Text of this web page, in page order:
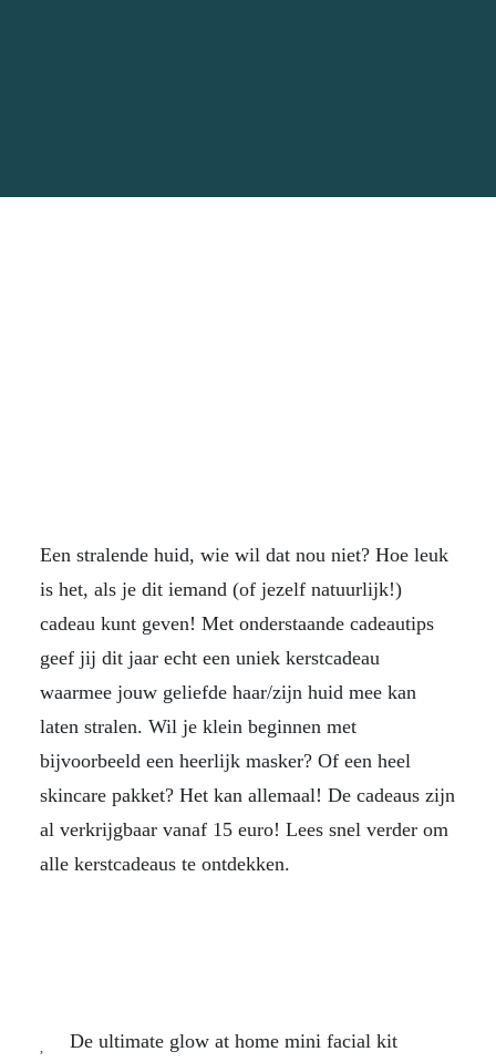
Een stralende huid, wie wil dat nou niet? Hoe leuk
is het, als je dit iemand (of jezelf natuurlijk!)
cadeau kunt geven! Met onderstaande cadeautips
geef jij dit jaar echt een uniek kerstcadeau
waarmee jouw geliefde haar/zijn huid mee kan
laten stralen. Wil je klein beginnen met
bijvoorbeeld een heerlijk masker? Of een heel
skincare pakket? Het kan allemaal! De cadeaus zijn
al verkrijgbaar vanaf 15 euro! Lees snel verder om
alle kerstcadeaus te ontdekken.
De ultimate glow at home mini facial kit